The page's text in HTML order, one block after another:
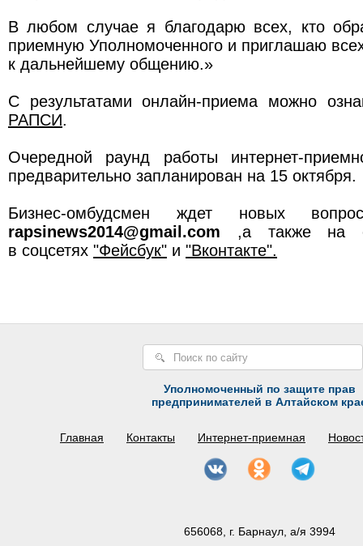
В любом случае я благодарю всех, кто
приемную Уполномоченного и приглашаю
к дальнейшему общению.»
С результатами онлайн-приема можно
РАПСИ.
Очередной раунд работы интернет-
предварительно запланирован на 15 октября.
Бизнес-омбудсмен ждет новых
rapsinews2014@gmail.com ,а также на
в соцсетях "Фейсбук" и "Вконтакте".
Уполномоченный по защите прав
предпринимателей в Алтайском
Главная Контакты Интернет-приемная
656068, г. Барнаул, а/я 3994